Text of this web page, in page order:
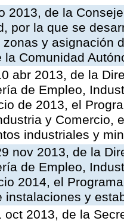
2013, de la
por la que se
y asignación
la Comunidad
abr 2013, de la
de Empleo,
de 2013, el
y Comercio,
industriales y
nov 2013, de la
de Empleo,
2014, el
instalaciones y
oct 2013, de la